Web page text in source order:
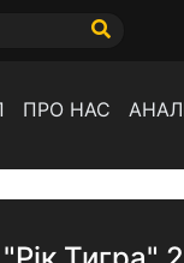
ПРО НАС